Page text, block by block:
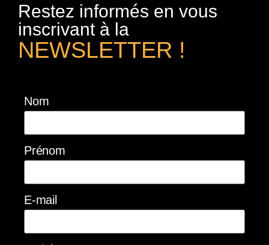
Restez informés en vous
inscrivant à la
NEWSLETTER !
Nom
Prénom
E-mail